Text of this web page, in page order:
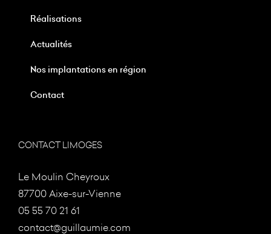
Réalisations
Actualités
Nos implantations en région
Contact
CONTACT LIMOGES
Le Moulin Cheyroux
87700 Aixe-sur-Vienne
05 55 70 21 61
contact@guillaumie.com